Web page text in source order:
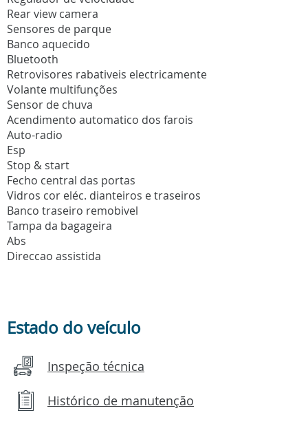
Rear view camera
Sensores de parque
Banco aquecido
Bluetooth
Retrovisores rabativeis electricamente
Volante multifunções
Sensor de chuva
Acendimento automatico dos farois
Auto-radio
Esp
Stop & start
Fecho central das portas
Vidros cor eléc. dianteiros e traseiros
Banco traseiro remobivel
Tampa da bagageira
Abs
Direccao assistida
Estado do veículo
Inspeção técnica
Histórico de manutenção